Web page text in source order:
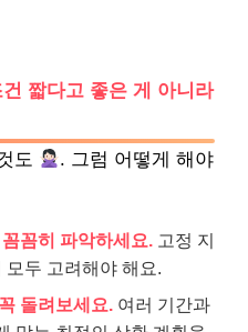
짧다고 좋은 게 아니라
도
. 그럼 어떻게 해야
꼼히 파악하세요. 고정 지
모두 고려해야 해요.
돌려보세요. 여러 기간과